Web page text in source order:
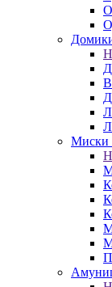
Миски